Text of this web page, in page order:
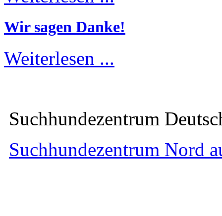
Wir sagen Danke!
Weiterlesen ...
Suchhundezentrum
Suchhundezentrum Nord